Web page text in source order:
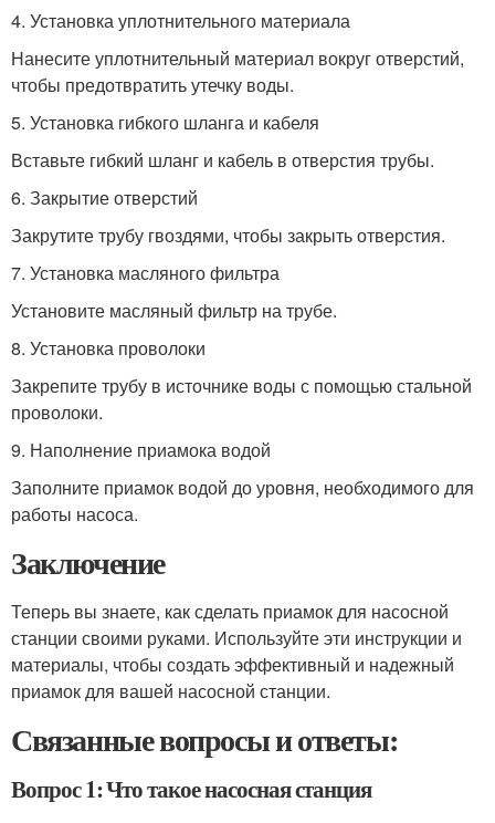
4. Установка уплотнительного материала
Нанесите уплотнительный материал вокруг отверстий,
чтобы предотвратить утечку воды.
5. Установка гибкого шланга и кабеля
Вставьте гибкий шланг и кабель в отверстия трубы.
6. Закрытие отверстий
Закрутите трубу гвоздями, чтобы закрыть отверстия.
7. Установка масляного фильтра
Установите масляный фильтр на трубе.
8. Установка проволоки
Закрепите трубу в источнике воды с помощью стальной
проволоки.
9. Наполнение приамока водой
Заполните приамок водой до уровня, необходимого для
работы насоса.
Заключение
Теперь вы знаете, как сделать приамок для насосной
станции своими руками. Используйте эти инструкции и
материалы, чтобы создать эффективный и надежный
приамок для вашей насосной станции.
Связанные вопросы и ответы:
Вопрос 1: Что такое насосная станция